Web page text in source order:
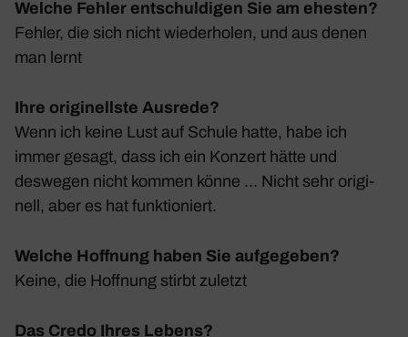
Welche Fehler entschuldigen Sie am ehesten?
Fehler, die sich nicht wieder­holen, und aus denen
man lernt
Ihre originellste Ausrede?
Wenn ich keine Lust auf Schule hatte, habe ich
immer gesagt, dass ich ein Konzert hätte und
deswegen nicht kommen könne … Nicht sehr origi­
nell, aber es hat funk­tio­niert.
Welche Hoffnung haben Sie aufgegeben?
Keine, die Hoff­nung stirbt zuletzt
Das Credo Ihres Lebens?